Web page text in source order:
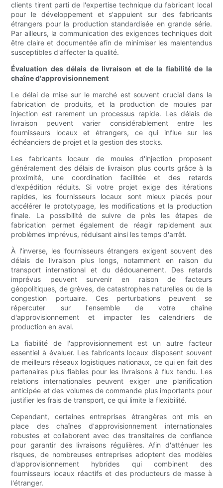
clients tirent parti de l'expertise technique du fabricant local
pour le développement et s'appuient sur des fabricants
étrangers pour la production standardisée en grande série.
Par ailleurs, la communication des exigences techniques doit
être claire et documentée afin de minimiser les malentendus
susceptibles d'affecter la qualité.
Évaluation des délais de livraison et de la fiabilité de la
chaîne d'approvisionnement
Le délai de mise sur le marché est souvent crucial dans la
fabrication de produits, et la production de moules par
injection est rarement un processus rapide. Les délais de
livraison peuvent varier considérablement entre les
fournisseurs locaux et étrangers, ce qui influe sur les
échéanciers de projet et la gestion des stocks.
Les fabricants locaux de moules d'injection proposent
généralement des délais de livraison plus courts grâce à la
proximité, une coordination facilitée et des retards
d'expédition réduits. Si votre projet exige des itérations
rapides, les fournisseurs locaux sont mieux placés pour
accélérer le prototypage, les modifications et la production
finale. La possibilité de suivre de près les étapes de
fabrication permet également de réagir rapidement aux
problèmes imprévus, réduisant ainsi les temps d'arrêt.
À l'inverse, les fournisseurs étrangers exigent souvent des
délais de livraison plus longs, notamment en raison du
transport international et du dédouanement. Des retards
imprévus peuvent survenir en raison de facteurs
géopolitiques, de grèves, de catastrophes naturelles ou de la
congestion portuaire. Ces perturbations peuvent se
répercuter sur l'ensemble de votre chaîne
d'approvisionnement et impacter les calendriers de
production en aval.
La fiabilité de l'approvisionnement est un autre facteur
essentiel à évaluer. Les fabricants locaux disposent souvent
de meilleurs réseaux logistiques nationaux, ce qui en fait des
partenaires plus fiables pour les livraisons à flux tendu. Les
relations internationales peuvent exiger une planification
anticipée et des volumes de commande plus importants pour
justifier les frais de transport, ce qui limite la flexibilité.
Cependant, certaines entreprises étrangères ont mis en
place des chaînes d'approvisionnement internationales
robustes et collaborent avec des transitaires de confiance
pour garantir des livraisons régulières. Afin d'atténuer les
risques, de nombreuses entreprises adoptent des modèles
d'approvisionnement hybrides qui combinent des
fournisseurs locaux réactifs et des producteurs de masse à
l'étranger.